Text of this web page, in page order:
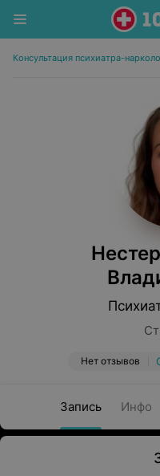
Консультация психиатра-
Нет отзывов
Запись Инфо